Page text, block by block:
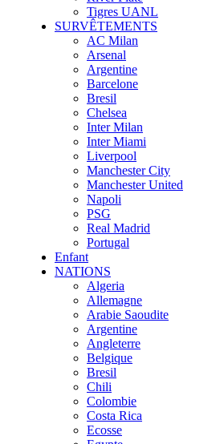
Tigres UANL
SURVÊTEMENTS
AC Milan
Arsenal
Argentine
Barcelone
Bresil
Chelsea
Inter Milan
Inter Miami
Liverpool
Manchester City
Manchester United
Napoli
PSG
Real Madrid
Portugal
Enfant
NATIONS
Algeria
Allemagne
Arabie Saoudite
Argentine
Angleterre
Belgique
Bresil
Chili
Colombie
Costa Rica
Ecosse